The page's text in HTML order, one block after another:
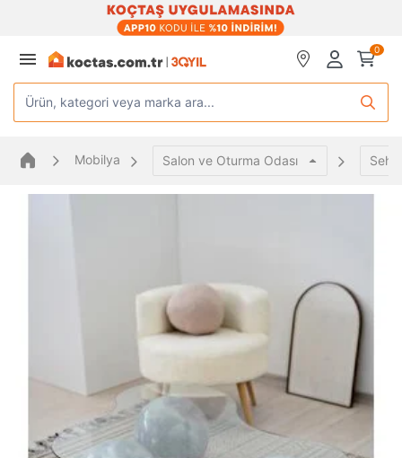
0
Ürün, kategori veya marka ara...
Mobilya Salon ve Oturma Odası